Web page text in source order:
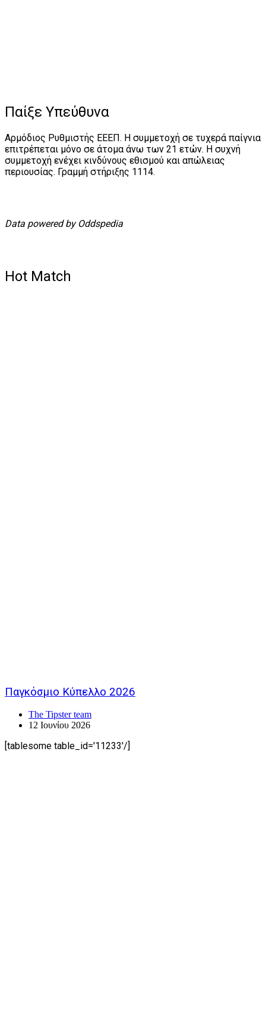
Παίξε Υπεύθυνα
Αρμόδιος Ρυθμιστής ΕΕΕΠ. Η συμμετοχή σε τυχερά παίγνια
επιτρέπεται μόνο σε άτομα άνω των 21 ετών. Η συχνή
συμμετοχή ενέχει κινδύνους εθισμού και απώλειας
περιουσίας. Γραμμή στήριξης 1114.
Data powered by Oddspedia
Hot Match
Παγκόσμιο Κύπελλο 2026
The Tipster team
12 Ιουνίου 2026
[tablesome table_id='11233'/]